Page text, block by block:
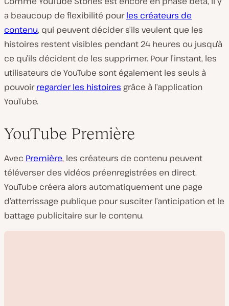
a beaucoup de flexibilité pourles créateurs de
contenu, qui peuvent décider s’ils veulent que les
histoires restent visibles pendant 24 heures ou jusqu’à
ce qu’ils décident de les supprimer. Pour l’instant, les
utilisateurs de YouTube sont également les seuls à
pouvoirregarder les histoires grâce à l’application
YouTube.
YouTube Première
Avec Première, les créateurs de contenu peuvent
téléverser des vidéos préenregistrées en direct.
YouTube créera alors automatiquement une page
d’atterrissage publique pour susciter l’anticipation et le
battage publicitaire sur le contenu.